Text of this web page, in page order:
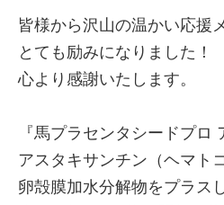
皆様から沢山の温かい応援
とても励みになりました！
心より感謝いたします。
『馬プラセンタシードプロ
アスタキサンチン（ヘマト
卵殻膜加水分解物をプラスし